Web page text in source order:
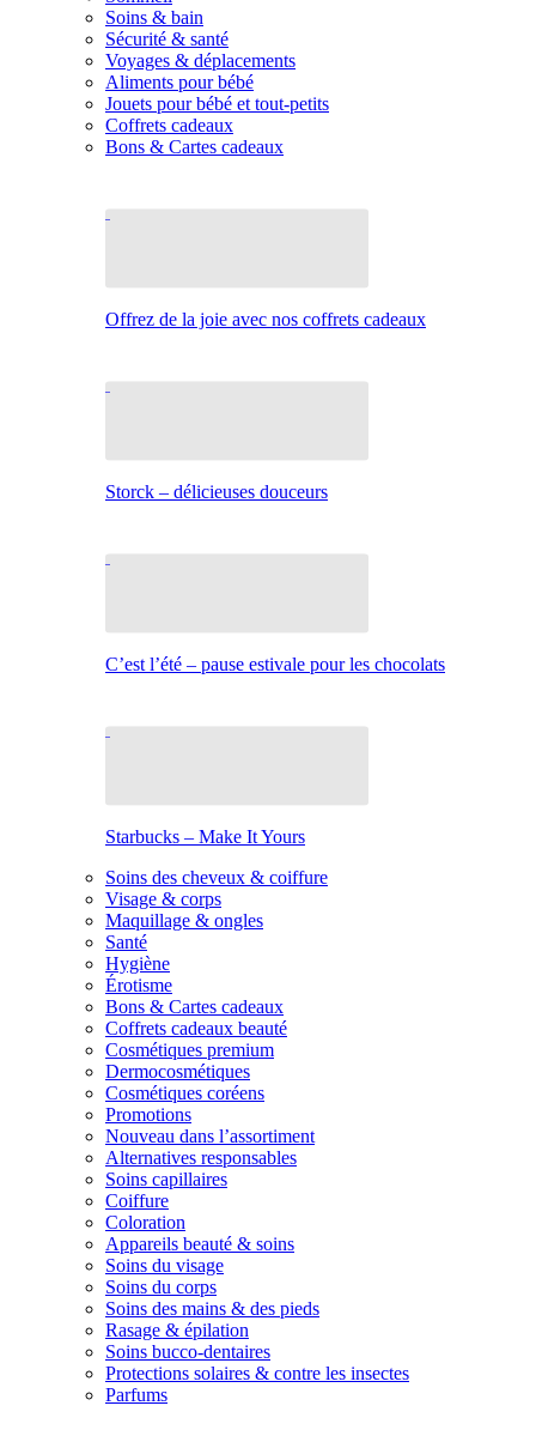
Soins & bain
Sécurité & santé
Voyages & déplacements
Aliments pour bébé
Jouets pour bébé et tout-petits
Coffrets cadeaux
Bons & Cartes cadeaux
Offrez de la joie avec nos coffrets cadeaux
Storck – délicieuses douceurs
C’est l’été – pause estivale pour les chocolats
Starbucks – Make It Yours
Soins des cheveux & coiffure
Visage & corps
Maquillage & ongles
Santé
Hygiène
Érotisme
Bons & Cartes cadeaux
Coffrets cadeaux beauté
Cosmétiques premium
Dermocosmétiques
Cosmétiques coréens
Promotions
Nouveau dans l’assortiment
Alternatives responsables
Soins capillaires
Coiffure
Coloration
Appareils beauté & soins
Soins du visage
Soins du corps
Soins des mains & des pieds
Rasage & épilation
Soins bucco-dentaires
Protections solaires & contre les insectes
Parfums